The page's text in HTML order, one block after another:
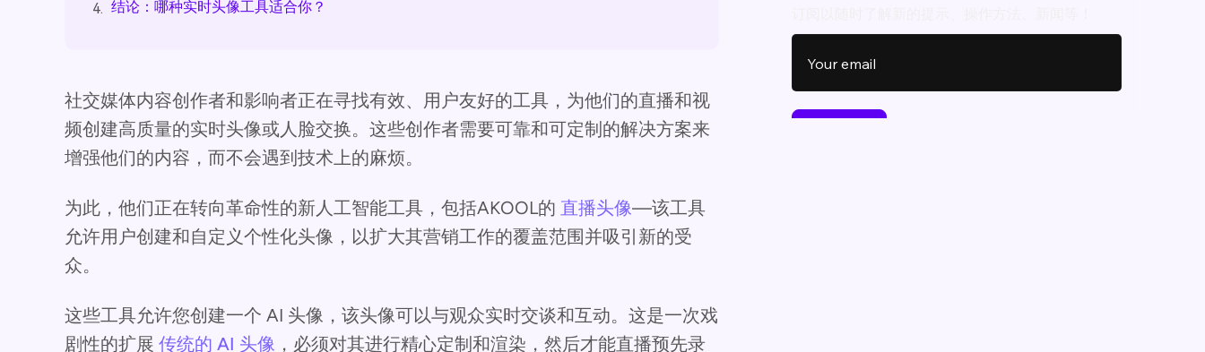
4. 结论：哪种实时头像工具适合你？
社交媒体内容创作者和影响者正在寻找有效、用户友好的工具，为他们的直播和视
频创建高质量的实时头像或人脸交换。这些创作者需要可靠和可定制的解决方案来
增强他们的内容，而不会遇到技术上的麻烦。
为此，他们正在转向革命性的新人工智能工具，包括AKOOL的 直播头像—该工具
允许用户创建和自定义个性化头像，以扩大其营销工作的覆盖范围并吸引新的受
众。
这些工具允许您创建一个 AI 头像，该头像可以与观众实时交谈和互动。这是一次戏
剧性的扩展 传统的 AI 头像 ，必须对其进行精心定制和渲染，然后才能直播预先录